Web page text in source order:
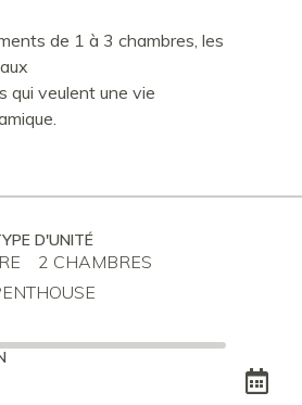
de 1 à 3 chambres, les
qui veulent une vie
D'UNITÉ
2 CHAMBRES